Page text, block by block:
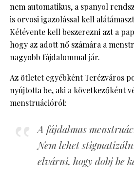
nem automatikus, a spanyol
is orvosi igazolással kell
Kétévente kell beszerezni azt a
hogy az adott nő számára a
nagyobb fájdalommal jár.
Az ötletet egyébként Terézváros
nyújtotta be, aki a következőként
menstruációról:
A fájdalmas
Nem lehet
elvárni, hogy dobj be